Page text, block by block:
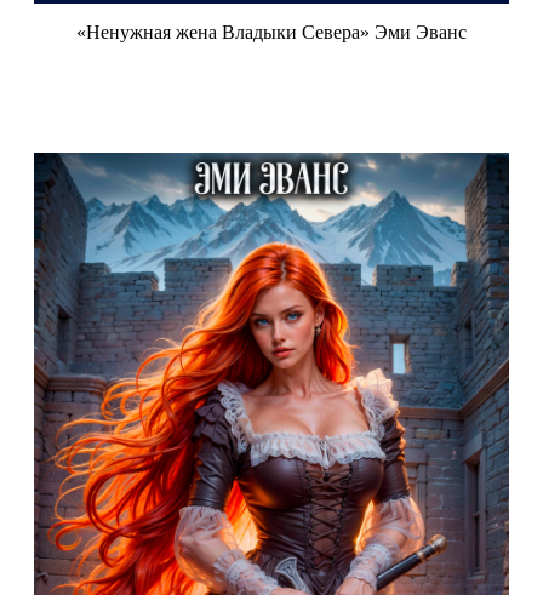
«Ненужная жена Владыки Севера» Эми Эванс